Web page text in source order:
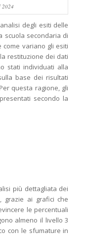
2024
degli esiti delle
scuola secondaria di
variano gli esiti
restituzione dei dati
stati individuati alla
base dei risultati
questa ragione, gli
secondo la
più dettagliata dei
grazie ai grafici che
le percentuali
almeno il livello 3
con le sfumature in